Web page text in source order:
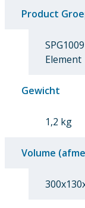
Product
Element
Gewicht
1,2 kg
Volume